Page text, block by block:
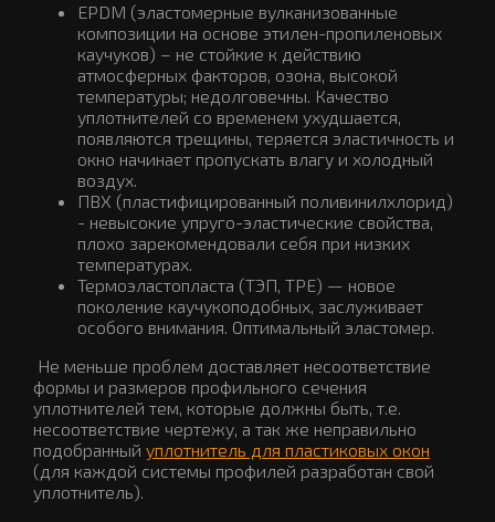
EPDM (эластомерные вулканизованные
композиции на основе этилен-пропиленовых
каучуков) – не стойкие к действию
атмосферных факторов, озона, высокой
температуры; недолговечны. Качество
уплотнителей со временем ухудшается,
появляются трещины, теряется эластичность и
окно начинает пропускать влагу и холодный
воздух.
ПВХ (пластифицированный поливинилхлорид)
- невысокие упруго-эластические свойства,
плохо зарекомендовали себя при низких
температурах.
Термоэластопласта (ТЭП, TPЕ) — новое
поколение каучукоподобных, заслуживает
особого внимания. Оптимальный эластомер.
Не меньше проблем доставляет несоответствие
формы и размеров профильного сечения
уплотнителей тем, которые должны быть, т.е.
несоответствие чертежу, а так же неправильно
подобранный уплотнитель для пластиковых окон
(для каждой системы профилей разработан свой
уплотнитель).